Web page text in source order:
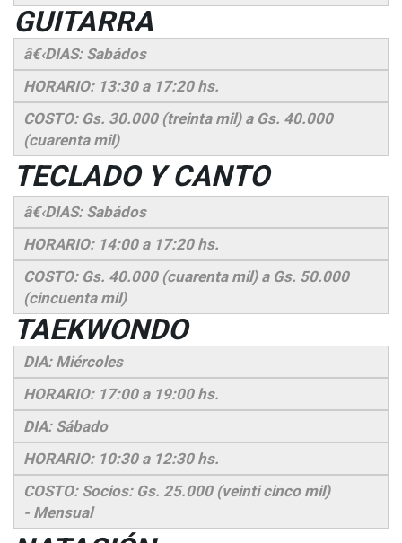
GUITARRA
â€‹DIAS: Sabádos
HORARIO: 13:30 a 17:20 hs.
COSTO: Gs. 30.000 (treinta mil) a Gs. 40.000
(cuarenta mil)
TECLADO Y CANTO
â€‹DIAS: Sabádos
HORARIO: 14:00 a 17:20 hs.
COSTO: Gs. 40.000 (cuarenta mil) a Gs. 50.000
(cincuenta mil)
TAEKWONDO
DIA: Miércoles
HORARIO: 17:00 a 19:00 hs.
DIA: Sábado
HORARIO: 10:30 a 12:30 hs.
COSTO: Socios: Gs. 25.000 (veinti cinco mil)
- Mensual